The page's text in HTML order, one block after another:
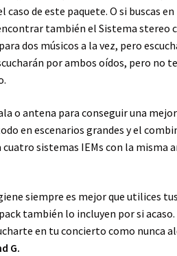
caso de este paquete. O si buscas en
también el Sistema stereo
dos músicos a la vez, pero
por ambos oídos, pero no
o antena para conseguir una mejor
en escenarios grandes y el
sistemas IEMs con la misma
siempre es mejor que utilices tus
también lo incluyen por si
en tu concierto como nunca
G.